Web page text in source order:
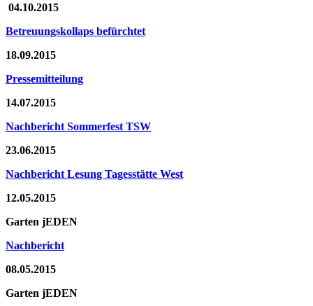
04.10.2015
Betreuungskollaps befürchtet
18.09.2015
Pressemitteilung
14.07.2015
Nachbericht Sommerfest TSW
23.06.2015
Nachbericht Lesung Tagesstätte West
12.05.2015
Garten jEDEN
Nachbericht
08.05.2015
Garten jEDEN